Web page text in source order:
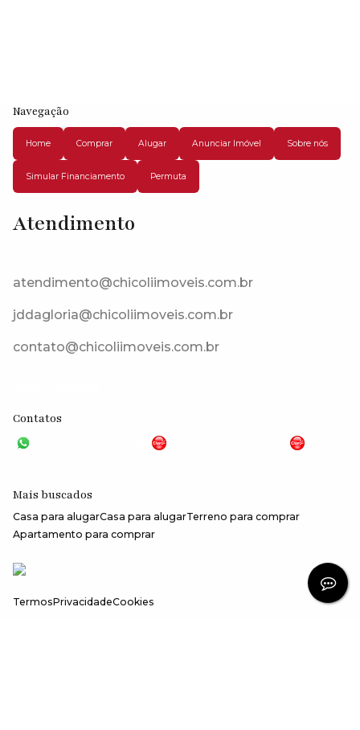
Navegação
Home Comprar Alugar Anunciar Imóvel Sobre nós
Simular Financiamento Permuta
Atendimento
atendimento@chicoliimoveis.com.br
jddagloria@chicoliimoveis.com.br
contato@chicoliimoveis.com.br
Contatos
Mais buscados
Casa para alugarCasa para alugarTerreno para comprar
Apartamento para comprar
TermosPrivacidadeCookies